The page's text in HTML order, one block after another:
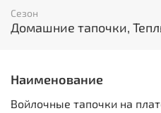
Сезон
Домашние тапочки,
Наименование
Войлочные тапочки на